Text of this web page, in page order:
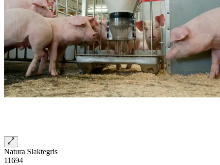
Natura Slaktegris
11694